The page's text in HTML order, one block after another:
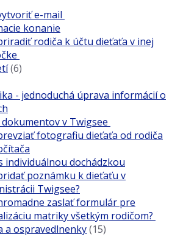
e-mail
konanie
rodiča k účtu dieťaťa v inej
(6)
- jednoduchá úprava informácií o
v Twigsee
fotografiu dieťaťa od rodiča
individuálnou dochádzkou
poznámku k dieťaťu v
Twigsee?
zaslať formulár pre
matriky všetkým rodičom?
a ospravedlnenky(15)